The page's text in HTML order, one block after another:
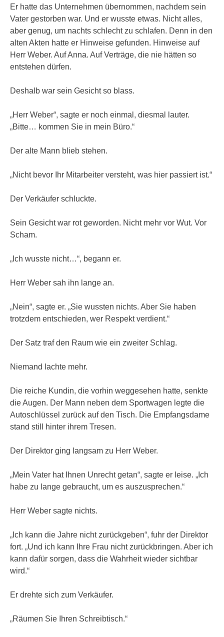
Er hatte das Unternehmen übernommen, nachdem sein
Vater gestorben war. Und er wusste etwas. Nicht alles,
aber genug, um nachts schlecht zu schlafen. Denn in den
alten Akten hatte er Hinweise gefunden. Hinweise auf
Herr Weber. Auf Anna. Auf Verträge, die nie hätten so
entstehen dürfen.
Deshalb war sein Gesicht so blass.
„Herr Weber“, sagte er noch einmal, diesmal lauter.
„Bitte… kommen Sie in mein Büro.“
Der alte Mann blieb stehen.
„Nicht bevor Ihr Mitarbeiter versteht, was hier passiert ist.“
Der Verkäufer schluckte.
Sein Gesicht war rot geworden. Nicht mehr vor Wut. Vor
Scham.
„Ich wusste nicht…“, begann er.
Herr Weber sah ihn lange an.
„Nein“, sagte er. „Sie wussten nichts. Aber Sie haben
trotzdem entschieden, wer Respekt verdient.“
Der Satz traf den Raum wie ein zweiter Schlag.
Niemand lachte mehr.
Die reiche Kundin, die vorhin weggesehen hatte, senkte
die Augen. Der Mann neben dem Sportwagen legte die
Autoschlüssel zurück auf den Tisch. Die Empfangsdame
stand still hinter ihrem Tresen.
Der Direktor ging langsam zu Herr Weber.
„Mein Vater hat Ihnen Unrecht getan“, sagte er leise. „Ich
habe zu lange gebraucht, um es auszusprechen.“
Herr Weber sagte nichts.
„Ich kann die Jahre nicht zurückgeben“, fuhr der Direktor
fort. „Und ich kann Ihre Frau nicht zurückbringen. Aber ich
kann dafür sorgen, dass die Wahrheit wieder sichtbar
wird.“
Er drehte sich zum Verkäufer.
„Räumen Sie Ihren Schreibtisch.“